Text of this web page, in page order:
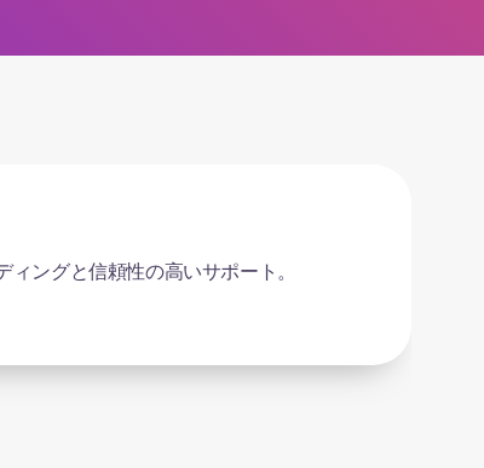
いやすく、最高です。また、異なるデー